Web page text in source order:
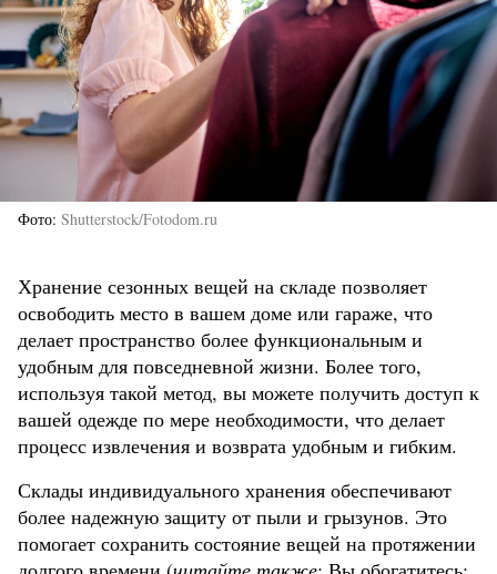
Фото Shutterstock/Fotodom.ru
Хранение сезонных вещей на складе позволяет
освободить место в вашем доме или гараже, что
делает пространство более функциональным и
удобным для повседневной жизни. Более того,
используя такой метод, вы можете получить доступ к
вашей одежде по мере необходимости, что делает
процесс извлечения и возврата удобным и гибким.
Склады индивидуального хранения обеспечивают
более надежную защиту от пыли и грызунов. Это
помогает сохранить состояние вещей на протяжении